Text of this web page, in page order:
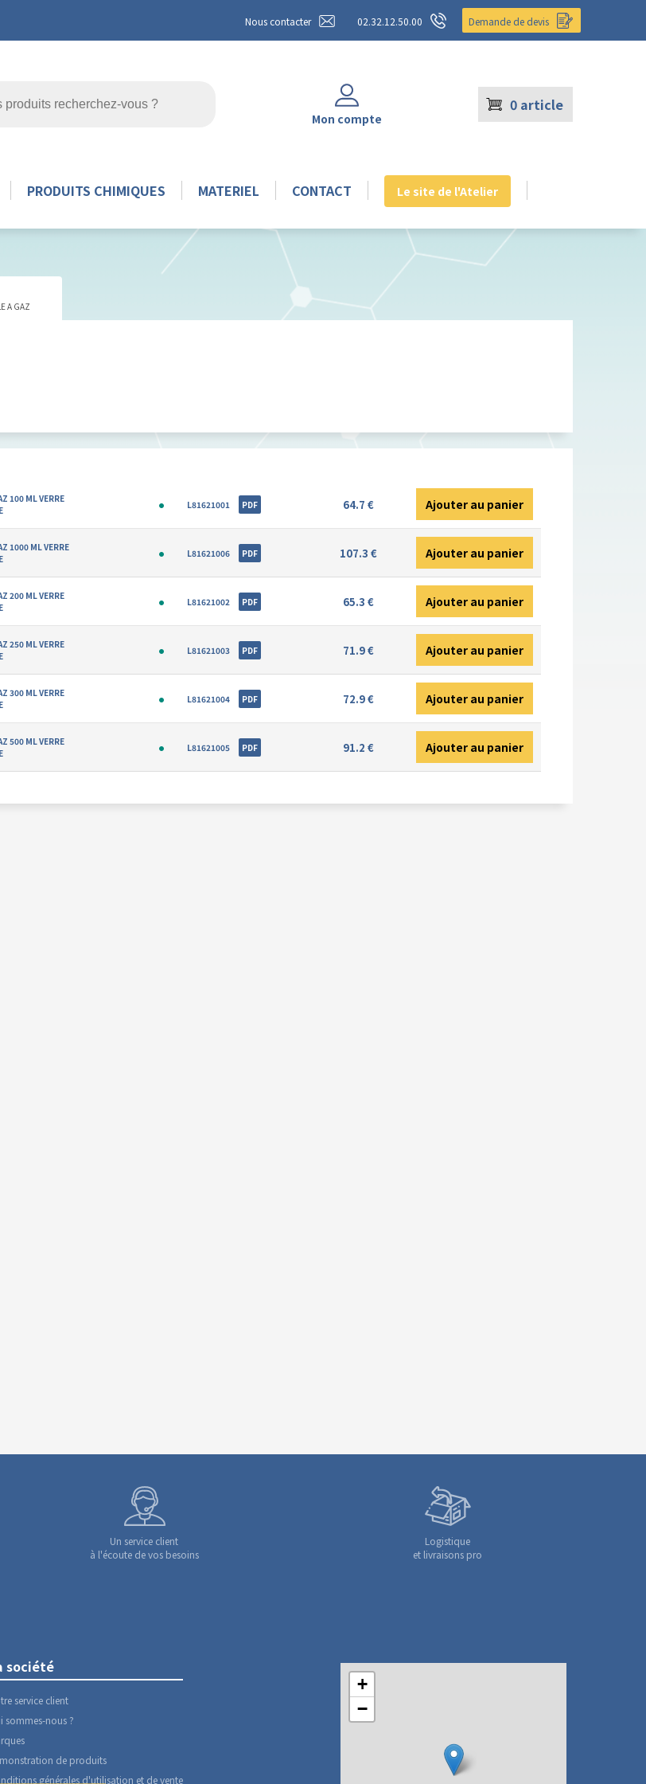
Nous contacter 02.32.12.50.00 Demande de devis
Mon compte
0 article
PRODUITS CHIMIQUES MATERIEL CONTACT Le site de l'Atelier
A GAZ
100 ML VERRE
L81621001 PDF 64.7 € Ajouter au panier
1000 ML VERRE
L81621006 PDF 107.3 € Ajouter au panier
200 ML VERRE
L81621002 PDF 65.3 € Ajouter au panier
250 ML VERRE
L81621003 PDF 71.9 € Ajouter au panier
300 ML VERRE
L81621004 PDF 72.9 € Ajouter au panier
500 ML VERRE
L81621005 PDF 91.2 € Ajouter au panier
Un service client
à l'écoute de vos besoins
Logistique
et livraisons pro
société
service client
sommes-nous ?
de produits
générales d'utilisation et de vente